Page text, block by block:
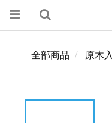
全部商品 原木